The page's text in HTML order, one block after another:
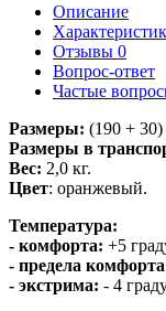
Описание
Отзывы 0
Вопрос-ответ
Частые
Размеры: (190 +
Размеры в
Вес: 2,0 кг.
Цвет: оранжевый.
Температура:
- комфорта: +5
- предела
- экстрима: - 4